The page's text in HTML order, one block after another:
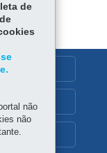
de
não
não